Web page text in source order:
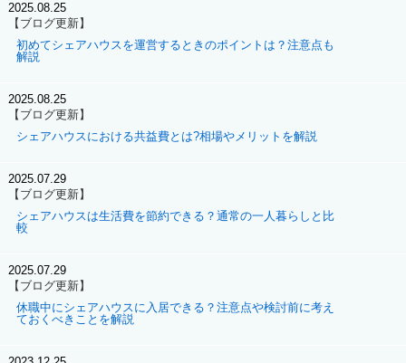
2025.08.25
【ブログ更新】
初めてシェアハウスを運営するときのポイントは？注意点も
解説
2025.08.25
【ブログ更新】
シェアハウスにおける共益費とは?相場やメリットを解説
2025.07.29
【ブログ更新】
シェアハウスは生活費を節約できる？通常の一人暮らしと比
較
2025.07.29
【ブログ更新】
休職中にシェアハウスに入居できる？注意点や検討前に考え
ておくべきことを解説